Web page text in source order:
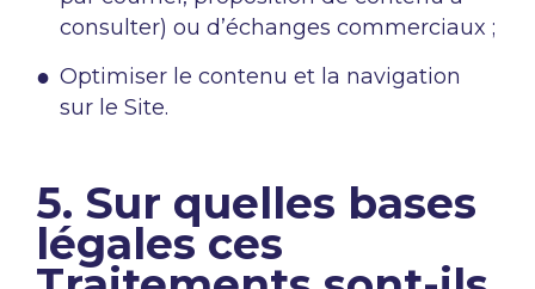
consulter) ou d’échanges commerciaux ;
Optimiser le contenu et la navigation
sur le Site.
5. Sur quelles bases
légales ces